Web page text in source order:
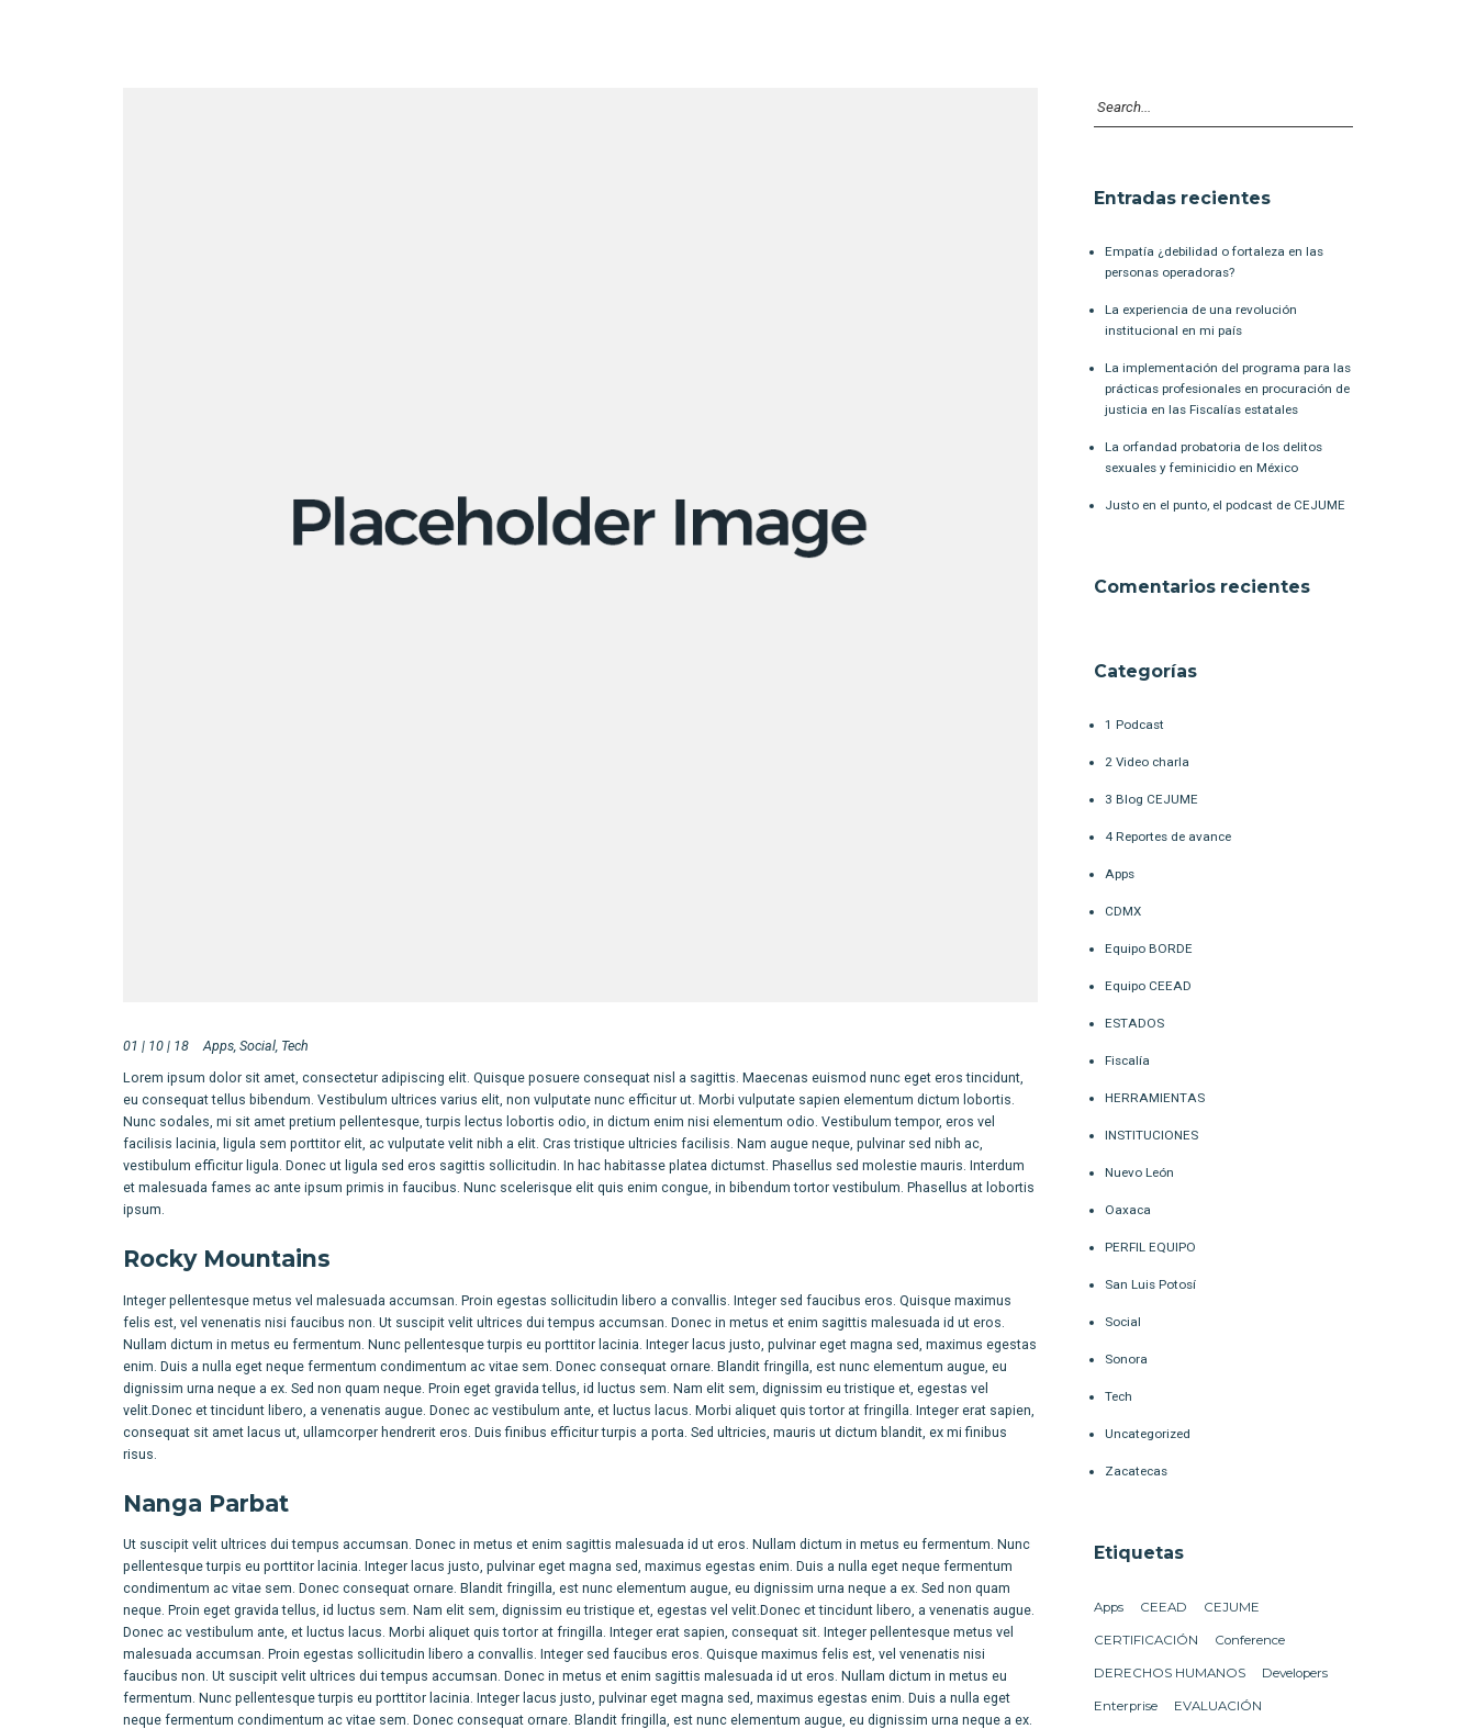
01 | 10 | 18 Apps Social Tech
Lorem ipsum dolor sit amet, consectetur adipiscing elit. Quisque posuere consequat nisl a sagittis. Maecenas euismod nunc eget eros tincidunt,
eu consequat tellus bibendum. Vestibulum ultrices varius elit, non vulputate nunc efficitur ut. Morbi vulputate sapien elementum dictum lobortis.
Nunc sodales, mi sit amet pretium pellentesque, turpis lectus lobortis odio, in dictum enim nisi elementum odio. Vestibulum tempor, eros vel
facilisis lacinia, ligula sem porttitor elit, ac vulputate velit nibh a elit. Cras tristique ultricies facilisis. Nam augue neque, pulvinar sed nibh ac,
vestibulum efficitur ligula. Donec ut ligula sed eros sagittis sollicitudin. In hac habitasse platea dictumst. Phasellus sed molestie mauris. Interdum
et malesuada fames ac ante ipsum primis in faucibus. Nunc scelerisque elit quis enim congue, in bibendum tortor vestibulum. Phasellus at lobortis
ipsum.
Rocky Mountains
Integer pellentesque metus vel malesuada accumsan. Proin egestas sollicitudin libero a convallis. Integer sed faucibus eros. Quisque maximus
felis est, vel venenatis nisi faucibus non. Ut suscipit velit ultrices dui tempus accumsan. Donec in metus et enim sagittis malesuada id ut eros.
Nullam dictum in metus eu fermentum. Nunc pellentesque turpis eu porttitor lacinia. Integer lacus justo, pulvinar eget magna sed, maximus egestas
enim. Duis a nulla eget neque fermentum condimentum ac vitae sem. Donec consequat ornare. Blandit fringilla, est nunc elementum augue, eu
dignissim urna neque a ex. Sed non quam neque. Proin eget gravida tellus, id luctus sem. Nam elit sem, dignissim eu tristique et, egestas vel
velit.Donec et tincidunt libero, a venenatis augue. Donec ac vestibulum ante, et luctus lacus. Morbi aliquet quis tortor at fringilla. Integer erat sapien,
consequat sit amet lacus ut, ullamcorper hendrerit eros. Duis finibus efficitur turpis a porta. Sed ultricies, mauris ut dictum blandit, ex mi finibus
risus.
Nanga Parbat
Ut suscipit velit ultrices dui tempus accumsan. Donec in metus et enim sagittis malesuada id ut eros. Nullam dictum in metus eu fermentum. Nunc
pellentesque turpis eu porttitor lacinia. Integer lacus justo, pulvinar eget magna sed, maximus egestas enim. Duis a nulla eget neque fermentum
condimentum ac vitae sem. Donec consequat ornare. Blandit fringilla, est nunc elementum augue, eu dignissim urna neque a ex. Sed non quam
neque. Proin eget gravida tellus, id luctus sem. Nam elit sem, dignissim eu tristique et, egestas vel velit.Donec et tincidunt libero, a venenatis augue.
Donec ac vestibulum ante, et luctus lacus. Morbi aliquet quis tortor at fringilla. Integer erat sapien, consequat sit. Integer pellentesque metus vel
malesuada accumsan. Proin egestas sollicitudin libero a convallis. Integer sed faucibus eros. Quisque maximus felis est, vel venenatis nisi
faucibus non. Ut suscipit velit ultrices dui tempus accumsan. Donec in metus et enim sagittis malesuada id ut eros. Nullam dictum in metus eu
fermentum. Nunc pellentesque turpis eu porttitor lacinia. Integer lacus justo, pulvinar eget magna sed, maximus egestas enim. Duis a nulla eget
neque fermentum condimentum ac vitae sem. Donec consequat ornare. Blandit fringilla, est nunc elementum augue, eu dignissim urna neque a ex.
Entradas recientes
Empatía ¿debilidad o fortaleza en las
personas operadoras?
La experiencia de una revolución
institucional en mi país
La implementación del programa para las
prácticas profesionales en procuración de
justicia en las Fiscalías estatales
La orfandad probatoria de los delitos
sexuales y feminicidio en México
Justo en el punto, el podcast de CEJUME
Comentarios recientes
Categorías
1 Podcast
2 Video charla
3 Blog CEJUME
4 Reportes de avance
Apps
CDMX
Equipo BORDE
Equipo CEEAD
ESTADOS
Fiscalía
HERRAMIENTAS
INSTITUCIONES
Nuevo León
Oaxaca
PERFIL EQUIPO
San Luis Potosí
Social
Sonora
Tech
Uncategorized
Zacatecas
Etiquetas
Apps CEEAD CEJUME
CERTIFICACIÓN Conference
DERECHOS HUMANOS Developers
Enterprise EVALUACIÓN